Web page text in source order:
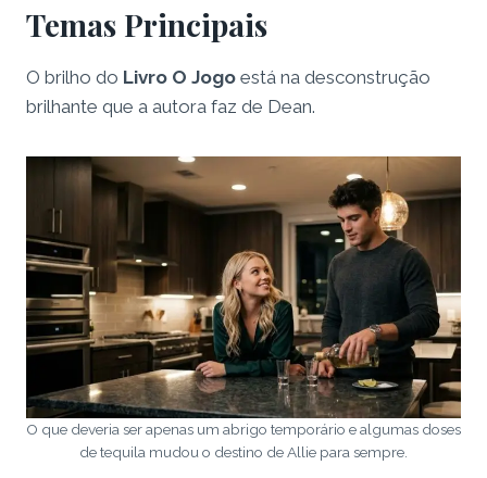
Temas Principais
O brilho do Livro O Jogo está na desconstrução
brilhante que a autora faz de Dean.
O que deveria ser apenas um abrigo temporário e algumas doses
de tequila mudou o destino de Allie para sempre.